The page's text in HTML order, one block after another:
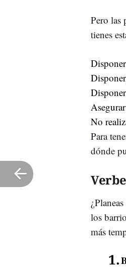
Pero las
tienes
No
Para
dónde
los
más